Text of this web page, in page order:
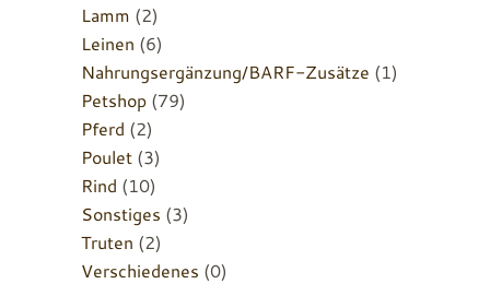
Lamm (2)
Leinen (6)
Nahrungsergänzung/BARF-Zusätze (1)
Petshop (79)
Pferd (2)
Poulet (3)
Rind (10)
Sonstiges (3)
Truten (2)
Verschiedenes (0)